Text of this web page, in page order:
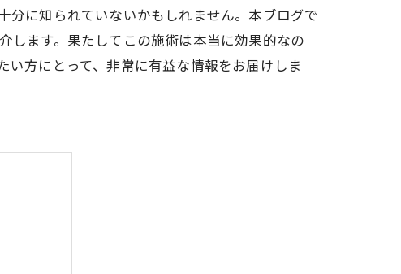
分に知られていないかもしれません。本ブログで
します。果たしてこの施術は本当に効果的なの
方にとって、非常に有益な情報をお届けしま